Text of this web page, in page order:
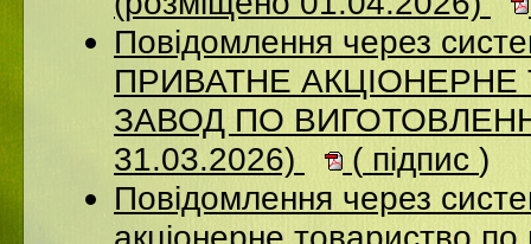
Повідомлення через
ПРИВАТНЕ
ЗАВОД ПО
31.03.2026)
( підпис )
Повідомлення через